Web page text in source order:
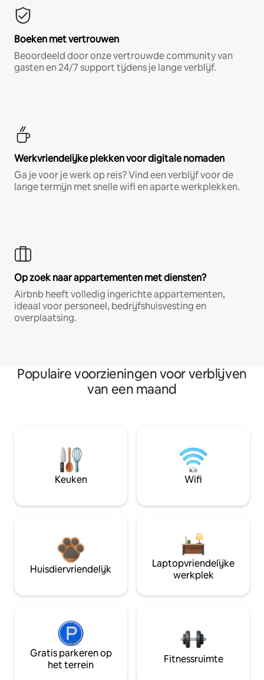
Boeken met vertrouwen
Beoordeeld door onze vertrouwde community van
gasten en 24/7 support tijdens je lange verblijf.
Werkvriendelijke plekken voor digitale nomaden
Ga je voor je werk op reis? Vind een verblijf voor de
lange termijn met snelle wifi en aparte werkplekken.
Op zoek naar appartementen met diensten?
Airbnb heeft volledig ingerichte appartementen,
ideaal voor personeel, bedrijfshuisvesting en
overplaatsing.
Populaire voorzieningen voor verblijven
van een maand
Keuken Wifi
Huisdiervriendelijk
Laptopvriendelijke
werkplek
Gratis parkeren op
het terrein
Fitnessruimte